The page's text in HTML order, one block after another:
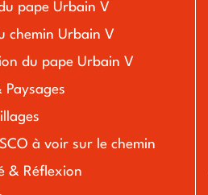
pape Urbain V
chemin Urbain V
du pape Urbain V
Paysages
à voir sur le chemin
& Réflexion